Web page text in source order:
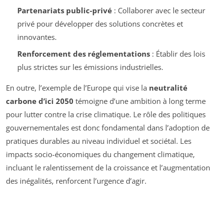
Partenariats public-privé: Collaborer avec le secteur
privé pour développer des solutions concrètes et
innovantes.
Renforcement des réglementations: Établir des lois
plus strictes sur les émissions industrielles.
En outre, l’exemple de l’Europe qui vise la neutralité
carbone d’ici 2050 témoigne d’une ambition à long terme
pour lutter contre la crise climatique. Le rôle des politiques
gouvernementales est donc fondamental dans l’adoption de
pratiques durables au niveau individuel et sociétal. Les
impacts socio-économiques du changement climatique,
incluant le ralentissement de la croissance et l’augmentation
des inégalités, renforcent l’urgence d’agir.